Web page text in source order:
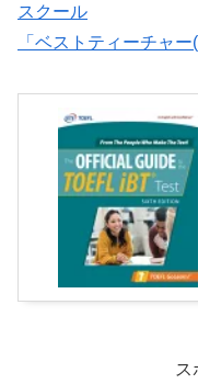
スクール
「ベストティーチャー
ス